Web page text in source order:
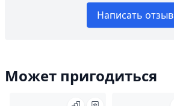
Написать отзыв
Может пригодиться